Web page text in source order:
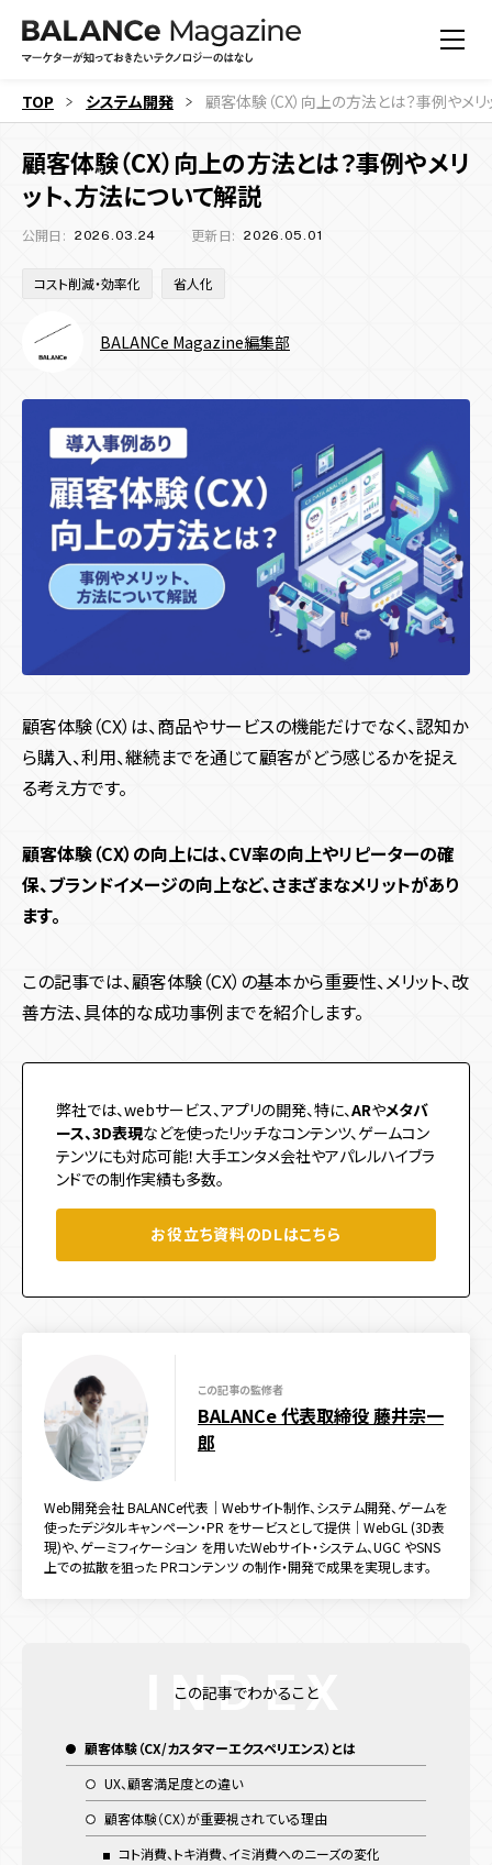
すべての記事
機能
多言語化機能 CMS機能 CRM機能 AI機能
予約機能 会員・ログイン機能 決済機能
システム開発目的
すべての記事
キャンペーン目的別
認知拡大 販売促進 マーケティングデータ取得
既存顧客向け施策 店舗誘引 EC誘引
ブランディング
施策種類・キャンペーン種類
SNSキャンペーン
リアルイベント ゲーミフィケーション エンタメ要素
夏キャンペーン 春キャンペーン 冬キャンペーン
コンテンツ種類
アクション・リズム RPG・育成 診断・占い・シナリオ
集客チャネル
Twitter Instagram TikTok SNS PR
すべての記事
コーポレートサイト 採用サイト サービス・ブランドサイト
メディアサイト ECサイト キャンペーンサイト
周年・CSRサイト
多言語化機能 CMS機能 CRM機能 AI機能
予約機能 会員・ログイン機能 決済機能
デザイン・技術
デザイン UI・UX UI・UXデザイン プログラミング
アニメーション
業界・領域
エンタメ業界 地方創生 観光・旅行 インバウンド
プラットフォーム
Webサイト
テクノロジー
ブロックチェーン NFT
サイト種類
コーポレートサイト
メディアサイト
周年・CSRサイト
多言語化機能 CRM機能
会員・ログイン機能 決済機能
キャンペーン目的別
認知拡大 販売促進 マーケティングデータ取得
新規顧客獲得施策 既存顧客向け施策 店舗誘引 EC誘引
お役立ち資料
お問い合わせ
サービス
システム開発
ゲーム・エンタメコンテンツ制作
Webサイト制作
プロダクト
デジタルスタンプラリー
イベント効果測定システム
実績
会社情報
TOP システム開発 顧客体験（CX）向上の方法とは？事例やメ
顧客体験（CX）向上の方法とは？事例やメリ
ット、方法について解説
公開日: 2026.03.24 更新日: 2026.05.01
コスト削減・効率化 省人化
BALANCe Magazine編集部
顧客体験（CX）は、商品やサービスの機能だけでなく、認知か
ら購入、利用、継続までを通じて顧客がどう感じるかを捉え
る考え方です。
顧客体験（CX）の向上には、CV率の向上やリピーターの確
保、ブランドイメージの向上など、さまざまなメリットがあり
ます。
この記事では、顧客体験（CX）の基本から重要性、メリット、改
善方法、具体的な成功事例までを紹介します。
弊社では、webサービス、アプリの開発、特に、ARやメタバ
ース、3D表現などを使ったリッチなコンテンツ、ゲームコン
テンツにも対応可能！大手エンタメ会社やアパレルハイブラ
ンドでの制作実績も多数。
お役立ち資料のDLはこちら
この記事の監修者
BALANCe 代表取締役 藤井宗一
郎
Web開発会社 BALANCe代表｜Webサイト制作、システム開発、ゲームを
使ったデジタルキャンペーン・PR をサービスとして提供｜WebGL (3D表
現)や、ゲーミフィケーション を用いたWebサイト・システム、UGC やSNS
上での拡散を狙った PRコンテンツ の制作・開発で成果を実現します。
この記事でわかること
顧客体験（CX/カスタマーエクスペリエンス）とは
UX、顧客満足度との違い
顧客体験（CX）が重要視されている理由
コト消費、トキ消費、イミ消費へのニーズの変化